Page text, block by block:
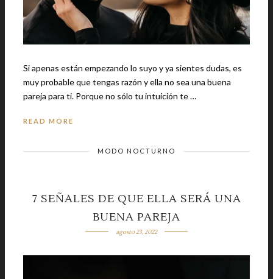
Si apenas están empezando lo suyo y ya sientes dudas, es
muy probable que tengas razón y ella no sea una buena
pareja para ti. Porque no sólo tu intuición te …
READ MORE
MODO NOCTURNO
7 SEÑALES DE QUE ELLA SERÁ UNA
BUENA PAREJA
agosto 23, 2022